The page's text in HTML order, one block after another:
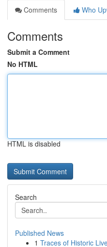
Comments
Who
Comments
Submit a Comment
No HTML
HTML is disabled
Search
Published News
1 Traces of Historic